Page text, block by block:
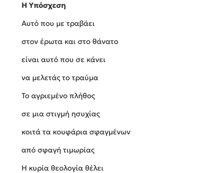
Η Υπόσχεση
Αυτό που με τραβάει
στον έρωτα και στο θάνατο
είναι αυτό που σε κάνει
να μελετάς το τραύμα
Το αγριεμένο πλήθος
σε μια στιγμή ησυχίας
κοιτά τα κουφάρια σφαγμένων
από σφαγή τιμωρίας
Η κυρία θεολογία θέλει